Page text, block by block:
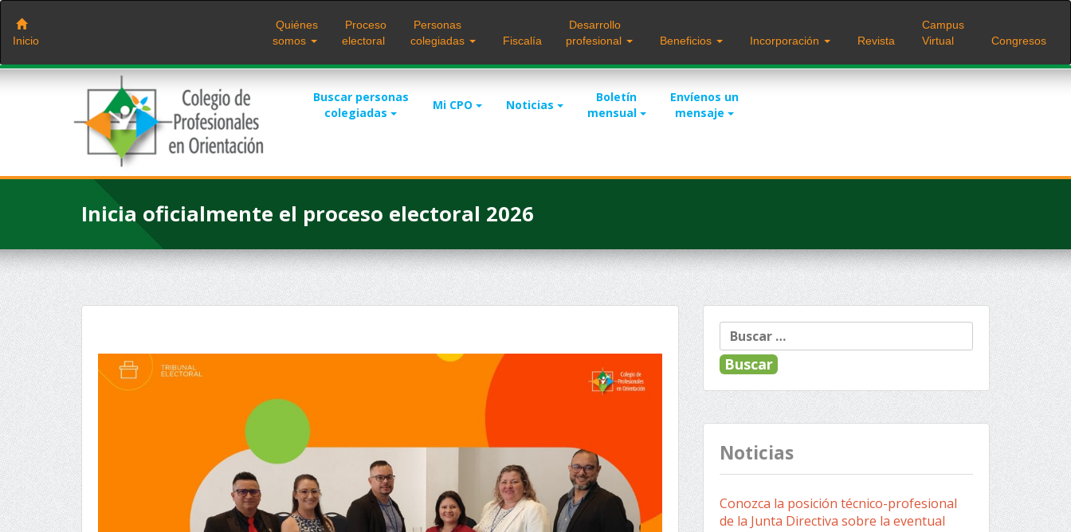
Saltar
contenido
Inicio
Quiénes
somos
Proceso
electoral
Personas
colegiadas
Fiscalía
Desarrollo
profesional
Beneficios Incorporación Revista
Campus
Virtual
Congresos
Buscar personas
colegiadas
Mi CPO Noticias
Boletín
mensual
Envíenos un
mensaje
Inicia oficialmente el proceso electoral 2026
Buscar:
Noticias
Conozca la posición técnico-profesional
de la Junta Directiva sobre la eventual